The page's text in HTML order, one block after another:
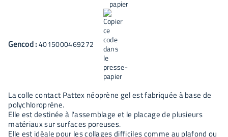
Gencod :4015000469272
La colle contact Pattex néoprène gel est fabriquée à base de
polychloroprène.
Elle est destinée à l'assemblage et le placage de plusieurs
matériaux sur surfaces poreuses.
Elle est idéale pour les collages difficiles comme au plafond ou